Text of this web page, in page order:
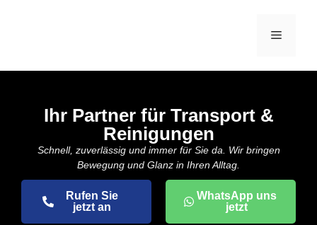
Ihr Partner für Transport &
Reinigungen
Schnell, zuverlässig und immer für Sie da. Wir bringen
Bewegung und Glanz in Ihren Alltag.
Rufen Sie
jetzt an
WhatsApp uns
jetzt